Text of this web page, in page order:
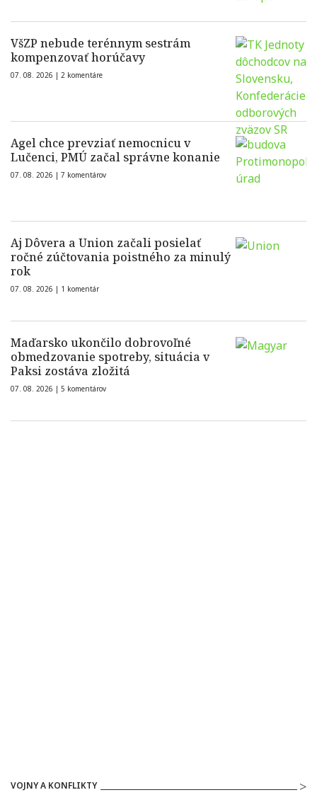
VšZP nebude terénnym sestrám
kompenzovať horúčavy
07. 08. 2026 | 2 komentáre
Agel chce prevziať nemocnicu v
Lučenci, PMÚ začal správne konanie
07. 08. 2026 | 7 komentárov
Aj Dôvera a Union začali posielať
ročné zúčtovania poistného za minulý
rok
07. 08. 2026 | 1 komentár
Maďarsko ukončilo dobrovoľné
obmedzovanie spotreby, situácia v
Paksi zostáva zložitá
07. 08. 2026 | 5 komentárov
VOJNY A KONFLIKTY